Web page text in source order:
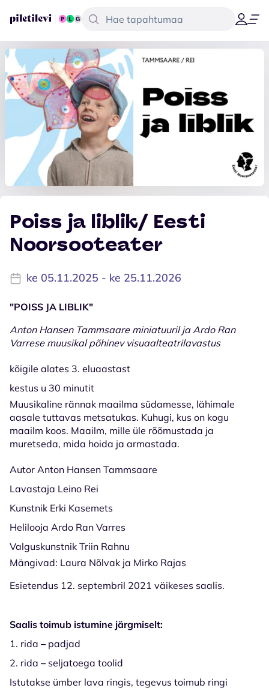
Poiss ja liblik/ Eesti
Noorsooteater
ke 05.11.2025 - ke 25.11.2026
"POISS JA LIBLIK"
Anton Hansen Tammsaare miniatuuril ja Ardo Ran
Varrese muusikal põhinev visuaalteatrilavastus
kõigile alates 3. eluaastast
kestus u 30 minutit
Muusikaline rännak maailma südamesse, lähimale
aasale tuttavas metsatukas. Kuhugi, kus on kogu
maailm koos. Maailm, mille üle rõõmustada ja
muretseda, mida hoida ja armastada.
Autor Anton Hansen Tammsaare
Lavastaja Leino Rei
Kunstnik Erki Kasemets
Helilooja Ardo Ran Varres
Valguskunstnik Triin Rahnu
Mängivad: Laura Nõlvak ja Mirko Rajas
Esietendus 12. septembril 2021 väikeses saalis.
Saalis toimub istumine järgmiselt:
1. rida – padjad
2. rida – seljatoega toolid
Istutakse ümber lava ringis, tegevus toimub ringi